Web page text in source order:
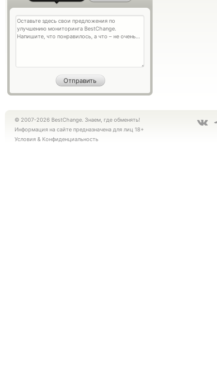
© 2007-2026 BestChange. Знаем, где обменять!
Информация на сайте предназначена для лиц 18+
Условия & Конфиденциальность